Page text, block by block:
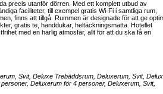
precis utanför dörren. Med ett komplett utbud av
faciliteter, till exempel gratis Wi-Fi i samtliga rum,
finns att tillgå. Rummen är designade för att ge
gratis te, handdukar, heltäckningsmatta. Hotellet
med en härlig atmosfär, allt för att du ska få en
, Svit, Deluxe Trebäddsrum , Deluxerum , Svit,
, Deluxerum för 4 personer, Deluxerum , Svit,